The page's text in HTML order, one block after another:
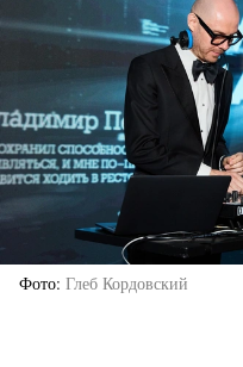
Фото Глеб Кордовский